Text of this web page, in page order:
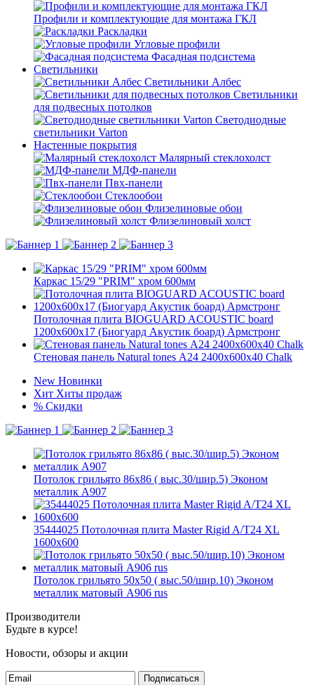
Профили и комплектующие для монтажа ГКЛ
Раскладки
Угловые профили
Фасадная подсистема
Светильники
Светильники Албес
Светильники
для подвесных потолков
Светодиодные
светильники Varton
Настенные покрытия
Малярный стеклохолст
МДФ-панели
Пвх-панели
Стеклообои
Флизелиновые обои
Флизелиновый холст
Каркас 15/29 "PRIM" хром 600мм
Потолочная плита BIOGUARD ACOUSTIC board
1200x600x17 (Биогуард Акустик боард) Армстронг
Стеновая панель Natural tones А24 2400x600x40 Chalk
New Новинки
Хит Хиты продаж
% Скидки
Потолок грильято 86х86 ( выс.30/шир.5) Эконом
металлик А907
35444025 Потолочная плита Master Rigid A/T24 XL
1600x600
Потолок грильято 50х50 ( выс.50/шир.10) Эконом
металлик матовый А906 rus
Производители
Будьте в курсе!
Новости, обзоры и акции
Подписаться